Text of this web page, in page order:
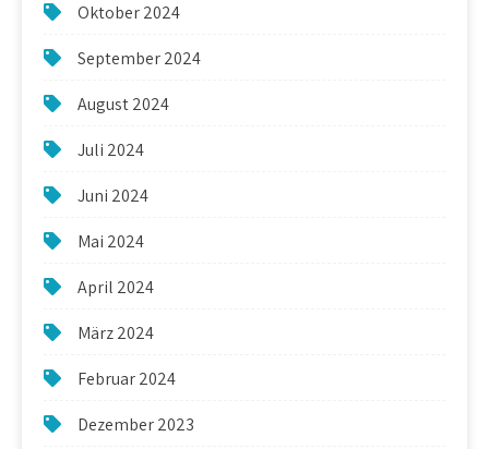
Oktober 2024
September 2024
August 2024
Juli 2024
Juni 2024
Mai 2024
April 2024
März 2024
Februar 2024
Dezember 2023